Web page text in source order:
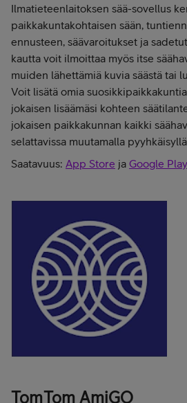
Ilmatieteenlaitoksen sää-sovellus
paikkakuntakohtaisen sään,
ennusteen, säävaroitukset ja
kautta voit ilmoittaa myös itse
muiden lähettämiä kuvia säästä tai
Voit lisätä omia
jokaisen lisäämäsi kohteen
jokaisen paikkakunnan kaikki
selattavissa muutamalla
Saatavuus: App Store ja Google Play
TomTom AmiGO